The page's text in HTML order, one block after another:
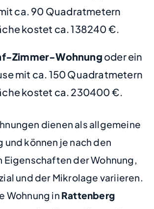
ca. 90 Quadratmetern
kostet ca. 138240 €.
Zimmer-Wohnung oder ein
mit ca. 150 Quadratmetern
kostet ca. 230400 €.
dienen als allgemeine
können je nach den
Eigenschaften der Wohnung,
und der Mikrolage variieren.
Wohnung in Rattenberg